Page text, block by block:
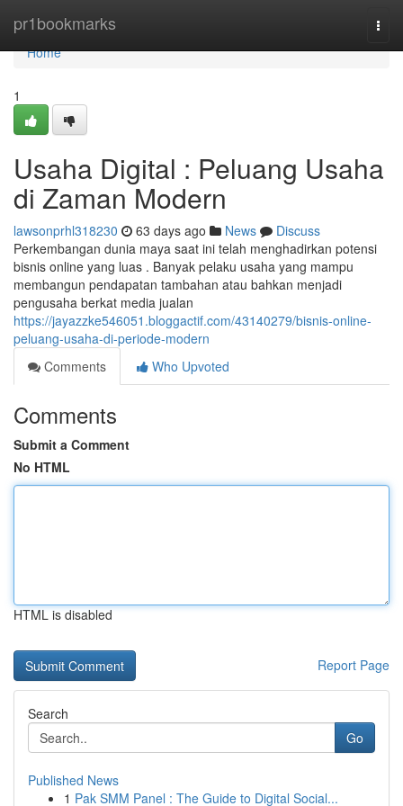
pr1bookmarks
Home
Home
1
Usaha Digital : Peluang Usaha
di Zaman Modern
lawsonprhl318230 63 days ago News
Discuss
Perkembangan dunia maya saat ini telah menghadirkan potensi
bisnis online yang luas . Banyak pelaku usaha yang mampu
membangun pendapatan tambahan atau bahkan menjadi
pengusaha berkat media jualan
https://jayazzke546051.bloggactif.com/43140279/bisnis-online-
peluang-usaha-di-periode-modern
Comments
Who Upvoted
Comments
Submit a Comment
No HTML
HTML is disabled
Report Page
Search
Go
Published News
1 Pak SMM Panel : The Guide to Digital Social...